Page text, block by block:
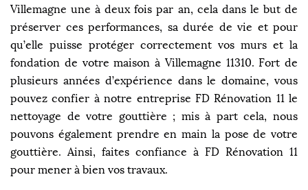
Villemagne une à deux fois par an, cela dans le but de
préserver ces performances, sa durée de vie et pour
qu’elle puisse protéger correctement vos murs et la
fondation de votre maison à Villemagne 11310. Fort de
plusieurs années d’expérience dans le domaine, vous
pouvez confier à notre entreprise FD Rénovation 11 le
nettoyage de votre gouttière ; mis à part cela, nous
pouvons également prendre en main la pose de votre
gouttière. Ainsi, faites confiance à FD Rénovation 11
pour mener à bien vos travaux.